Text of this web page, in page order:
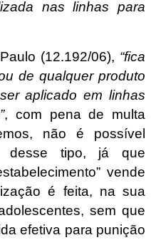
nas linhas para
(12.192/06), “fica
de qualquer produto
aplicado em linhas
, com pena de multa
não é possível
desse tipo, já que
vende
é feita, na sua
sem que
efetiva para punição